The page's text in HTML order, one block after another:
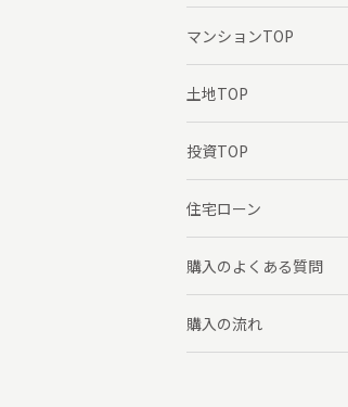
マンションTOP
土地TOP
投資TOP
住宅ローン
購入のよくある質問
購入の流れ